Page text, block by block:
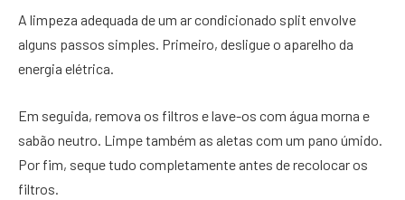
A limpeza adequada de um ar condicionado split envolve
alguns passos simples. Primeiro, desligue o aparelho da
energia elétrica.
Em seguida, remova os filtros e lave-os com água morna e
sabão neutro. Limpe também as aletas com um pano úmido.
Por fim, seque tudo completamente antes de recolocar os
filtros.